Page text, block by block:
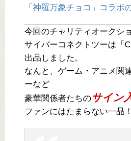
「神羅万象チョコ」コラボ
今回のチャリティオークシ
サイバーコネクトツーは「
出品しました。
なんと、ゲーム・アニメ関
ーなど
豪華関係者たちのサイン
ファンにはたまらない一品！